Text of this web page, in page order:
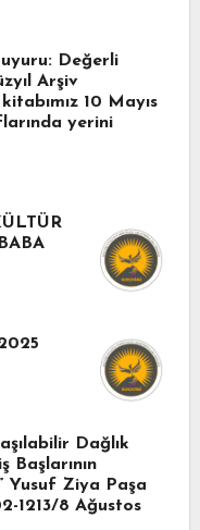
Değerli
Arşiv
10 Mayıs
yerini
Dağlık
Başlarının
Yusuf Ziya Paşa
1213/8 Ağustos